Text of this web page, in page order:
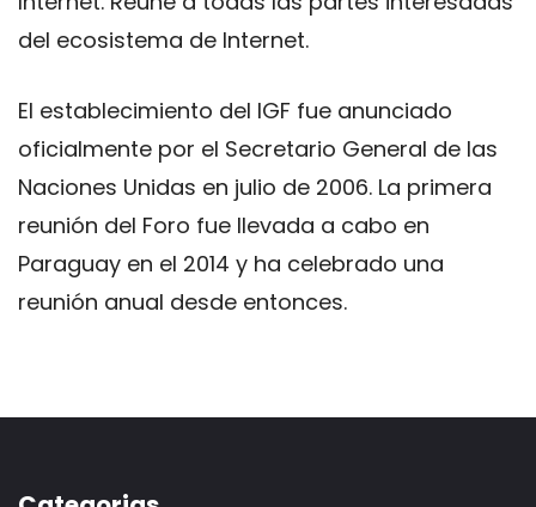
​​del ecosistema de Internet.
El establecimiento del IGF fue anunciado
oficialmente por el Secretario General de las
Naciones Unidas en julio de 2006. La primera
reunión del Foro fue llevada a cabo en
Paraguay en el 2014 y ha celebrado una
reunión anual desde entonces.